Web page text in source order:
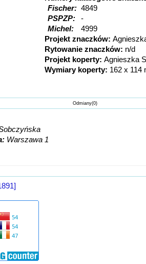
Fischer: 4849
PSPZP:
-
Michel:
4999
Projekt znaczków:
Rytowanie znaczków: n/d
Projekt koperty: Agnieszka
Wymiary koperty: 162 x 114
Odmiany(0)
Warszawa 1